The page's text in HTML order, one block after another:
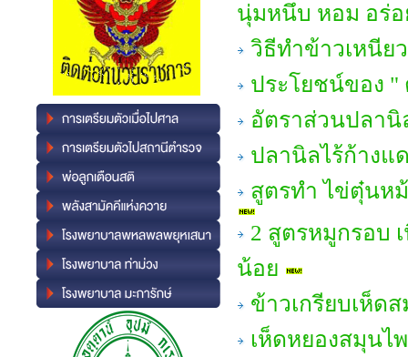
นุ่มหนึบ หอม อร่อ
วิธีทำข้าวเหนีย
ประโยชน์ของ "
อัตราส่วนปลา
ปลานิลไร้ก้างแ
สูตรทำ ไข่ตุ๋นห
2 สูตรหมูกรอบ
น้อย
ข้าวเกรียบเห็ด
เห็ดหยองสมุนไ